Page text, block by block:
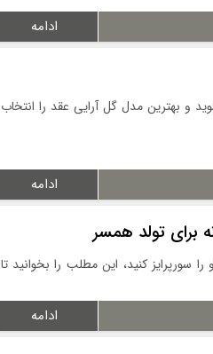
ادامه
و بهترین مدل گل آرایی عقد را انتخاب
ادامه
سورپرایز کنید، این مطلب را بخوانید تا
ادامه